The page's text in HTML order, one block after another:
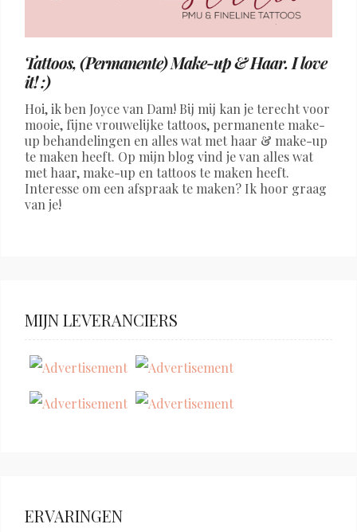
Tattoos, (Permanente) Make-up & Haar. I love
it! :)
Hoi, ik ben Joyce van Dam! Bij mij kan je terecht voor
mooie, fijne vrouwelijke tattoos, permanente make-
up behandelingen en alles wat met haar & make-up
te maken heeft. Op mijn blog vind je van alles wat
met haar, make-up en tattoos te maken heeft.
Interesse om een afspraak te maken? Ik hoor graag
van je!
MIJN LEVERANCIERS
ERVARINGEN